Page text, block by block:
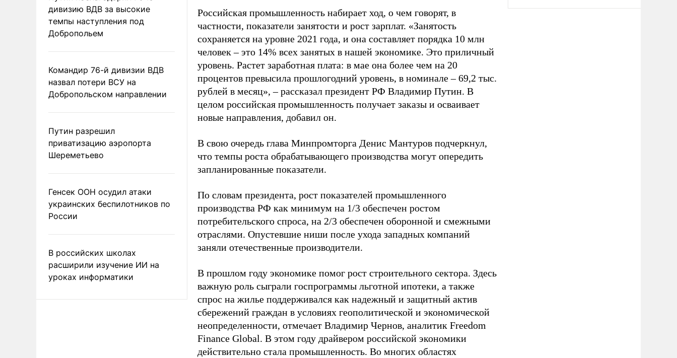
дивизию ВДВ за высокие
темпы наступления под
Добропольем
Командир 76-й дивизии ВДВ
назвал потери ВСУ на
Добропольском направлении
Путин разрешил
приватизацию аэропорта
Шереметьево
Генсек ООН осудил атаки
украинских беспилотников по
России
В российских школах
расширили изучение ИИ на
уроках информатики
Российская промышленность набирает ход, о чем говорят, в
частности, показатели занятости и рост зарплат. «Занятость
сохраняется на уровне 2021 года, и она составляет порядка 10 млн
человек – это 14% всех занятых в нашей экономике. Это приличный
уровень. Растет заработная плата: в мае она более чем на 20
процентов превысила прошлогодний уровень, в номинале – 69,2 тыс.
рублей в месяц», – рассказал президент РФ Владимир Путин. В
целом российская промышленность получает заказы и осваивает
новые направления, добавил он.
В свою очередь глава Минпромторга Денис Мантуров подчеркнул,
что темпы роста обрабатывающего производства могут опередить
запланированные показатели.
По словам президента, рост показателей промышленного
производства РФ как минимум на 1/3 обеспечен ростом
потребительского спроса, на 2/3 обеспечен оборонной и смежными
отраслями. Опустевшие ниши после ухода западных компаний
заняли отечественные производители.
В прошлом году экономике помог рост строительного сектора. Здесь
важную роль сыграли госпрограммы льготной ипотеки, а также
спрос на жилье поддерживался как надежный и защитный актив
сбережений граждан в условиях геополитической и экономической
неопределенности, отмечает Владимир Чернов, аналитик Freedom
Finance Global. В этом году драйвером российской экономики
действительно стала промышленность. Во многих областях